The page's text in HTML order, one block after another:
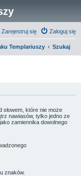
Zaloguj się
Zarejestruj się
Templariuszy Szukaj
słowem, które nie może
nawiasów, tylko jedno ze
zamiennika dowolnego
znaków.